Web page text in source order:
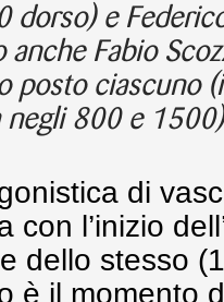
dorso) e
anche Fabio
posto ciascuno
negli 800 e
di
con l’inizio
dello stesso
è il momento